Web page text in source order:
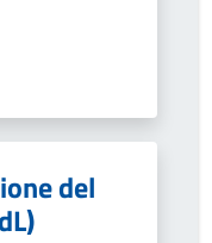
del